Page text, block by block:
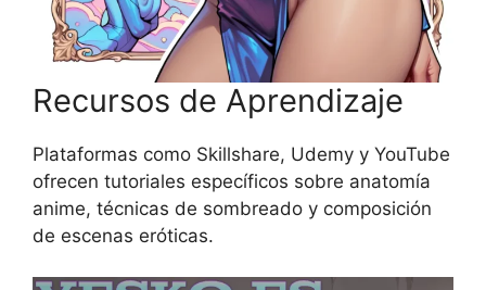
Recursos de Aprendizaje
Plataformas como Skillshare, Udemy y YouTube
ofrecen tutoriales específicos sobre anatomía
anime, técnicas de sombreado y composición
de escenas eróticas.